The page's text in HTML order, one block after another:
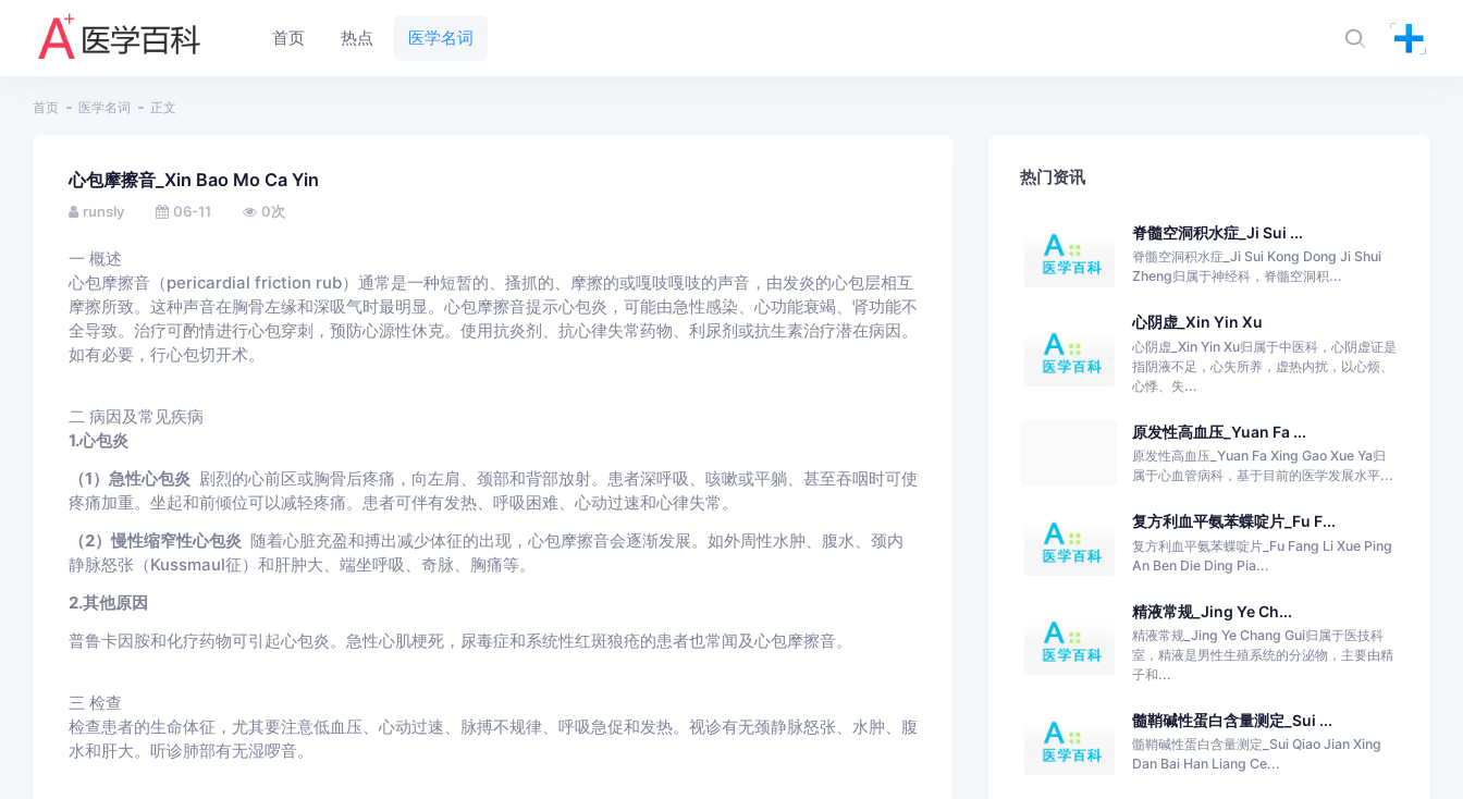
首页 热点 医学名词
首页 医学名词 正文
心包摩擦音_Xin Bao Mo Ca Yin
runsly 06-11 0次
一 概述
心包摩擦音（pericardial friction rub）通常是一种短暂的、搔抓的、摩擦的或嘎吱嘎吱的声音，由发炎的心包层相互
摩擦所致。这种声音在胸骨左缘和深吸气时最明显。心包摩擦音提示心包炎，可能由急性感染、心功能衰竭、肾功能不
全导致。治疗可酌情进行心包穿刺，预防心源性休克。使用抗炎剂、抗心律失常药物、利尿剂或抗生素治疗潜在病因。
如有必要，行心包切开术。
二 病因及常见疾病
1.心包炎
（1）急性心包炎 剧烈的心前区或胸骨后疼痛，向左肩、颈部和背部放射。患者深呼吸、咳嗽或平躺、甚至吞咽时可使
疼痛加重。坐起和前倾位可以减轻疼痛。患者可伴有发热、呼吸困难、心动过速和心律失常。
（2）慢性缩窄性心包炎 随着心脏充盈和搏出减少体征的出现，心包摩擦音会逐渐发展。如外周性水肿、腹水、颈内
静脉怒张（Kussmaul征）和肝肿大、端坐呼吸、奇脉、胸痛等。
2.其他原因
普鲁卡因胺和化疗药物可引起心包炎。急性心肌梗死，尿毒症和系统性红斑狼疮的患者也常闻及心包摩擦音。
三 检查
检查患者的生命体征，尤其要注意低血压、心动过速、脉搏不规律、呼吸急促和发热。视诊有无颈静脉怒张、水肿、腹
水和肝大。听诊肺部有无湿啰音。
热门资讯
脊髓空洞积水症_Ji Sui ...
脊髓空洞积水症_Ji Sui Kong Dong Ji Shui
Zheng归属于神经科，脊髓空洞积...
心阴虚_Xin Yin Xu
心阴虚_Xin Yin Xu归属于中医科，心阴虚证是
指阴液不足，心失所养，虚热内扰，以心烦、
心悸、失...
原发性高血压_Yuan Fa ...
原发性高血压_Yuan Fa Xing Gao Xue Ya归
属于心血管病科，基于目前的医学发展水平...
复方利血平氨苯蝶啶片_Fu F...
复方利血平氨苯蝶啶片_Fu Fang Li Xue Ping
An Ben Die Ding Pia...
精液常规_Jing Ye Ch...
精液常规_Jing Ye Chang Gui归属于医技科
室，精液是男性生殖系统的分泌物，主要由精
子和...
髓鞘碱性蛋白含量测定_Sui ...
髓鞘碱性蛋白含量测定_Sui Qiao Jian Xing
Dan Bai Han Liang Ce...